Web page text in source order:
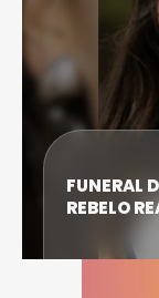
FUNERAL
REBELO